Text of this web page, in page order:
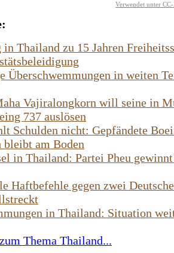
Verwendet unter
Thailand zu 15 Jahren
Überschwemmungen in weiten
Vajiralongkorn will seine in
737 auslösen
Schulden nicht: Gepfändete
am Boden
in Thailand: Partei Pheu
Haftbefehle gegen zwei
in Thailand: Situation
Thema Thailand...